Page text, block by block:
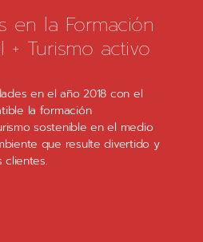
en la Formación
+ Turismo activo
en el año 2018 con el
la formación
sostenible en el medio
que resulte divertido y
clientes.